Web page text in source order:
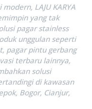
LAJU KARYA
yang tak
pagar stainless
unggulan seperti
pagar pintu gerbang
terbaru lainnya,
solusi
di kawasan
Bogor, Cianjur,